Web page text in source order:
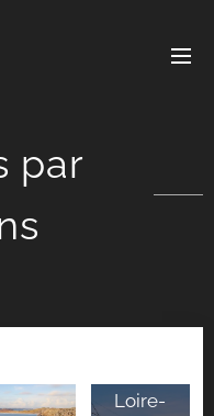
par
Loire-